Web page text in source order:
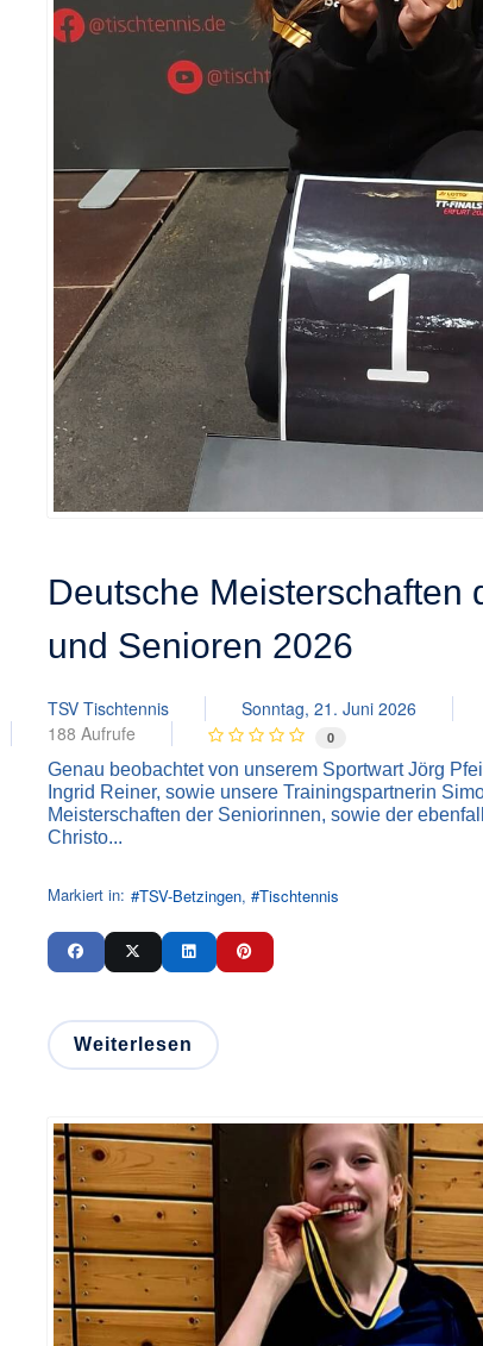
Deutsche Meisterschaften
und Senioren 2026
TSV Tischtennis Sonntag, 21. Juni 2026
188 Aufrufe
0
Genau beobachtet von unserem Sportwart Jörg
Ingrid Reiner, sowie unsere Trainingspartnerin
Meisterschaften der Seniorinnen, sowie der
Christo...
Markiert in: TSV-Betzingen Tischtennis
Weiterlesen